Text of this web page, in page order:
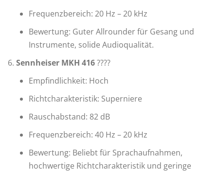
Frequenzbereich: 20 Hz – 20 kHz
Bewertung: Guter Allrounder für Gesang und
Instrumente, solide Audioqualität.
Sennheiser MKH 416????
Empfindlichkeit: Hoch
Richtcharakteristik: Superniere
Rauschabstand: 82 dB
Frequenzbereich: 40 Hz – 20 kHz
Bewertung: Beliebt für Sprachaufnahmen,
hochwertige Richtcharakteristik und geringe